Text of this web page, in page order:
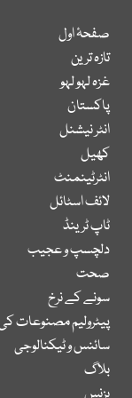
صفحۂ اول
تازہ ترین
غزہ لہو لہو
پاکستان
انٹر نیشنل
کھیل
انٹرٹینمنٹ
لائف اسٹائل
ٹاپ ٹرینڈ
دلچسپ و عجیب
صحت
سونے کے نرخ
پیٹرولیم مصنوعات
سائنس و ٹیکنالوجی
بلاگ